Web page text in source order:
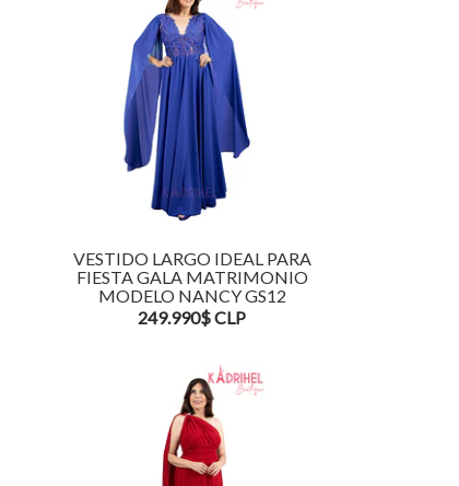
VESTIDO LARGO IDEAL PARA
FIESTA GALA MATRIMONIO
MODELO NANCY GS12
249.990$ CLP